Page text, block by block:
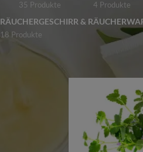
35 Produkte 4 Produkte
RÄUCHERGESCHIRR &
18 Produkte